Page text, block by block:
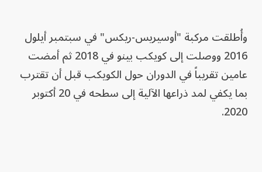
وأُطلقت مركبة "أوسيريس-ريكس" في سبتمبر أيلول
2016 ووصلت إلى كويكب بينو في 2018 ثم أمضت
عامين تقريباً في الدوران حول الكويكب قبل أن تقترب
بما يكفي لمد ذراعها الآلية إلى سطحه في 20 أكتوبر
2020.